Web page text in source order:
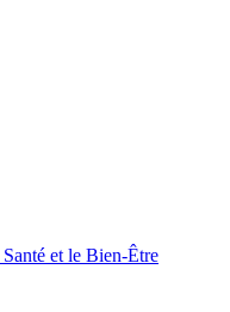
et le Bien-Être